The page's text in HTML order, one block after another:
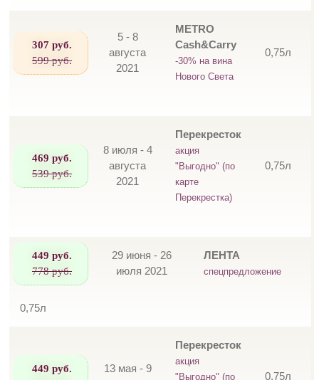
307 руб.
599 руб.
5 - 8
августа
2021
METRO
Cash&Carry
-30% на вина
Нового Света
0,75л
469 руб.
539 руб.
8 июля - 4
августа
2021
Перекресток
акция
"Выгодно" (по
карте
Перекрестка)
0,75л
449 руб.
778 руб.
29 июня - 26
июля 2021
ЛЕНТА
спецпредложение
0,75л
449 руб.
13 мая - 9
Перекресток
акция
"Выгодно" (по
0,75л